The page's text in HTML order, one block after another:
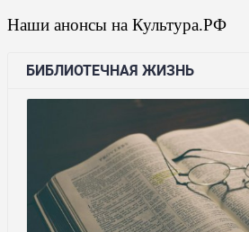
Наши анонсы на Культура.РФ